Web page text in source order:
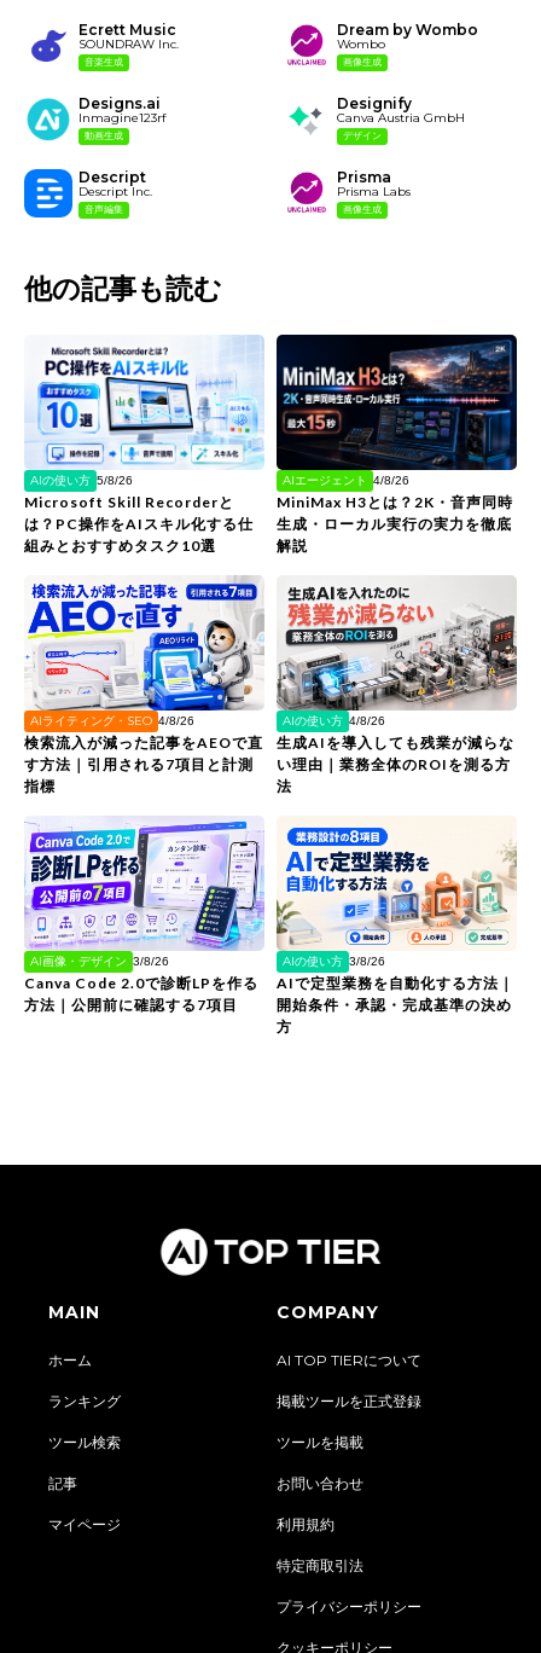
Ecrett Music
SOUNDRAW Inc.
音楽生成
Dream by Wombo
Wombo
画像生成
Designs.ai
Inmagine123rf
動画生成
Designify
Canva Austria GmbH
デザイン
Descript
Descript Inc.
音声編集
Prisma
Prisma Labs
画像生成
他の記事も読む
AIの使い方 5/8/26
Microsoft Skill Recorderと
は？PC操作をAIスキル化する仕
組みとおすすめタスク10選
AIエージェント 4/8/26
MiniMax H3とは？2K・音声同時
生成・ローカル実行の実力を徹底
解説
AIライティング・SEO 4/8/26
検索流入が減った記事をAEOで直
す方法｜引用される7項目と計測
指標
AIの使い方 4/8/26
生成AIを導入しても残業が減らな
い理由｜業務全体のROIを測る方
法
AI画像・デザイン 3/8/26
Canva Code 2.0で診断LPを作る
方法｜公開前に確認する7項目
AIの使い方 3/8/26
AIで定型業務を自動化する方法｜
開始条件・承認・完成基準の決め
方
MAIN
ホーム
ランキング
ツール検索
記事
マイページ
COMPANY
AI TOP TIERについて
掲載ツールを正式登録
ツールを掲載
お問い合わせ
利用規約
特定商取引法
プライバシーポリシー
クッキーポリシー